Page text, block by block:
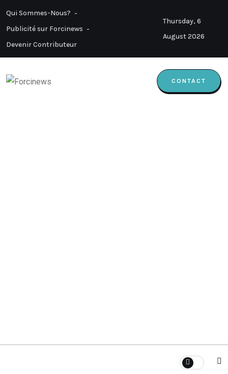
Qui Sommes-Nous?
Publicité sur Forcinews
Devenir Contributeur
Thursday, 6
August 2026
CONTACT